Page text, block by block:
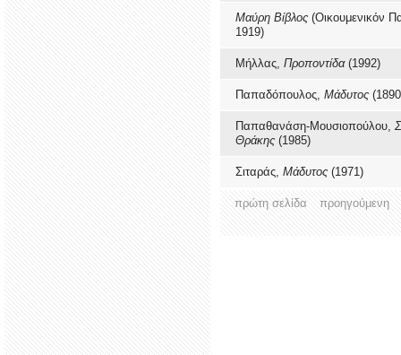
Μαύρη Βίβλος (Οικουμενικόν
1919)
Μήλλας, Προποντίδα(1992)
Παπαδόπουλος, Μάδυτος
Παπαθανάση-Μουσιοπούλου,
Θράκης (1985)
Σιταράς, Μάδυτος (1971)
πρώτη σελίδα προηγούμενη